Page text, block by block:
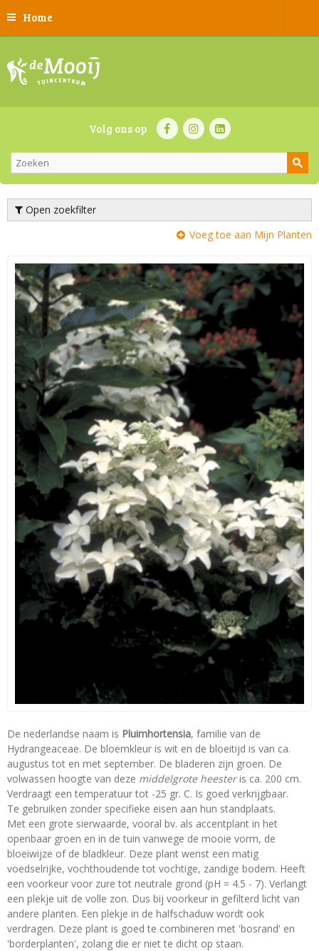
Home
Volg ons op
Open zoekfilter
Voeg toe aan Mijn Planten
De nederlandse naam is Pluimhortensia, familie van de
Hydrangeaceae. De bloemkleur is wit en de bloeitijd is van ca.
augustus tot en met september. De bladeren zijn groen. De
volwassen hoogte van deze middelgrote heesteris ca. 200 cm.
Verdraagt een temperatuur tot -25 gr. C. Is goed verkrijgbaar.
Te gebruiken zonder specifieke eisen aan hun standplaats.
Met een grote sierwaarde, vooral bv. als accentplant in het
openbaar groen en in de tuin vanwege de mooie vorm, de
bloeiwijze of de bladkleur. Deze plant wenst een matig
voedselrijke, vochthoudende tot vochtige, zandige bodem. Heeft
een voorkeur voor zure tot neutrale grond (pH = 4.5 - 7). Verlangt
een plekje uit de volle zon. Dus bij voorkeur in gefilterd licht van
andere planten. Een plekje in de halfschaduw wordt ook
verdragen. Deze plant is goed te combineren met 'bosrand' en
'borderplanten', zolang die er niet te dicht op staan.